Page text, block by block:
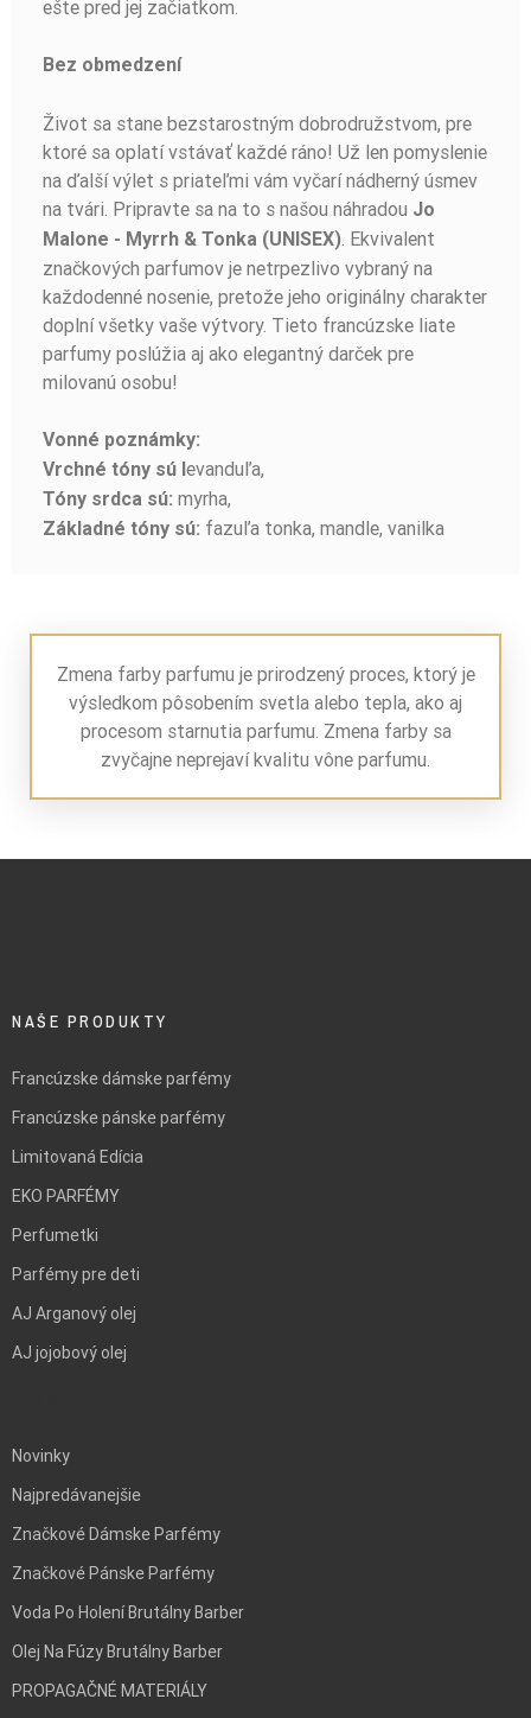
ešte pred jej začiatkom.
Bez obmedzení
Život sa stane bezstarostným dobrodružstvom, pre
ktoré sa oplatí vstávať každé ráno! Už len pomyslenie
na ďalší výlet s priateľmi vám vyčarí nádherný úsmev
na tvári. Pripravte sa na to s našou náhradou Jo
Malone - Myrrh & Tonka (UNISEX). Ekvivalent
značkových parfumov je netrpezlivo vybraný na
každodenné nosenie, pretože jeho originálny charakter
doplní všetky vaše výtvory. Tieto francúzske liate
parfumy poslúžia aj ako elegantný darček pre
milovanú osobu!
Vonné poznámky:
Vrchné tóny sú levanduľa,
Tóny srdca sú: myrha,
Základné tóny sú: fazuľa tonka, mandle, vanilka
Zmena farby parfumu je prirodzený proces, ktorý je
výsledkom pôsobením svetla alebo tepla, ako aj
procesom starnutia parfumu. Zmena farby sa
zvyčajne neprejaví kvalitu vône parfumu.
NAŠE PRODUKTY
Francúzske dámske parfémy
Francúzske pánske parfémy
Limitovaná Edícia
EKO PARFÉMY
Perfumetki
Parfémy pre deti
AJ Arganový olej
AJ jojobový olej
Novinky
Najpredávanejšie
Značkové Dámske Parfémy
Značkové Pánske Parfémy
Voda Po Holení Brutálny Barber
Olej Na Fúzy Brutálny Barber
PROPAGAČNÉ MATERIÁLY